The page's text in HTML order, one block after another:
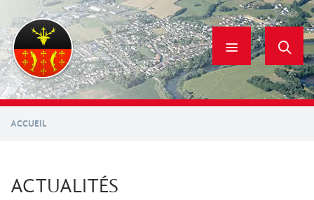
contenu
principal
ACCUEIL
ACTUALITÉS